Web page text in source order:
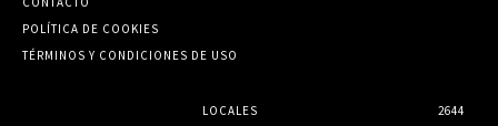
POLÍTICA DE COOKIES
TÉRMINOS Y CONDICIONES DE USO
LOCALES 2644